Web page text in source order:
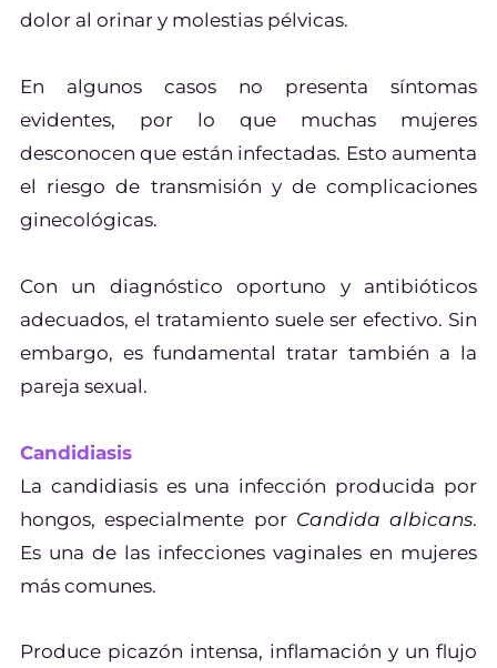
dolor al orinar y molestias pélvicas.
En algunos casos no presenta síntomas
evidentes, por lo que muchas mujeres
desconocen que están infectadas. Esto aumenta
el riesgo de transmisión y de complicaciones
ginecológicas.
Con un diagnóstico oportuno y antibióticos
adecuados, el tratamiento suele ser efectivo. Sin
embargo, es fundamental tratar también a la
pareja sexual.
Candidiasis
La candidiasis es una infección producida por
hongos, especialmente por Candida albicans.
Es una de las infecciones vaginales en mujeres
más comunes.
Produce picazón intensa, inflamación y un flujo